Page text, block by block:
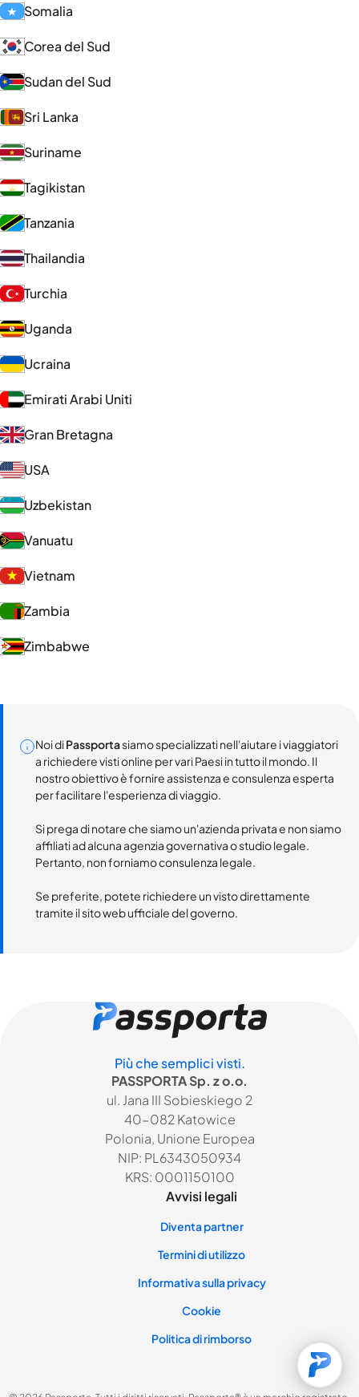
Somalia
Corea del Sud
Sudan del Sud
Sri Lanka
Suriname
Tagikistan
Tanzania
Thailandia
Turchia
Uganda
Ucraina
Emirati Arabi Uniti
Gran Bretagna
USA
Uzbekistan
Vanuatu
Vietnam
Zambia
Zimbabwe
Noi diPassportasiamo specializzati nell'aiutare i viaggiatori
a richiedere visti online per vari Paesi in tutto il mondo. Il
nostro obiettivo è fornire assistenza e consulenza esperta
per facilitare l'esperienza di viaggio.
Si prega di notare che siamo un'azienda privata e non siamo
affiliati ad alcuna agenzia governativa o studio legale.
Pertanto, non forniamo consulenza legale.
Se preferite, potete richiedere un visto direttamente
tramite il sito web ufficiale del governo.
Più che semplici visti.
PASSPORTA Sp. z o.o.
ul. Jana III Sobieskiego 2
40-082 Katowice
Polonia, Unione Europea
NIP: PL6343050934
KRS: 0001150100
Avvisi legali
Diventa partner
Termini di utilizzo
Informativa sulla privacy
Cookie
Politica di rimborso